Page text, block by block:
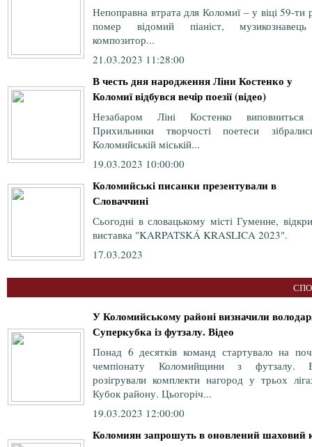
Непоправна втрата для Коломиї – у віці 59-ти
помер відомий піаніст,
композитор...
21.03.2023 11:28:00
В честь дня народження Ліни Костенко у
Коломиї відбувся вечір поезії (відео)
Незабаром Ліні Костенко
Прихильники творчості поетеси
Коломийській міській...
19.03.2023 10:00:00
Коломийські писанки презентували в
Словаччині
Сьогодні в словацькому місті Гуменне,
виставка "KARPATSKÁ KRASLICA 2023".
17.03.2023
У Коломийському районі визначили
Суперкубка із футзалу. Відео
Понад 6 десятків команд стартувало на
чемпіонату Коломийщини з футзалу.
розігрували комплекти нагород у трьох
Кубок району. Цьогоріч...
19.03.2023 12:00:00
Коломиян запрошуть в оновлений шаховий